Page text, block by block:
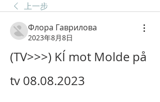
上一步
Флора Гаврилова
2023年8月8日
(TV>>>) KÍ mot Molde på
tv 08.08.2023